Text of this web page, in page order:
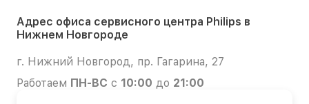
Адрес офиса сервисного центра Philips в
Нижнем Новгороде
г. Нижний Новгород, пр. Гагарина, 27
Работаем ПН-ВС с 10:00 до 21:00